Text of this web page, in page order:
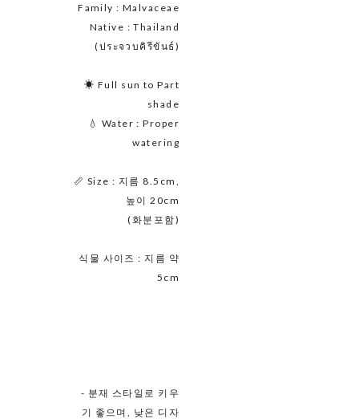
Family : Malvaceae
Native : Thailand
(ประจวบคิรีขันธ์)
☀ Full sun to Part
shade
💧 Water : Proper
watering
📏 Size : 지름 8.5cm,
높이 20cm
(화분포함)
식물 사이즈 : 지름 약
5cm
- 분재 스타일로 키우
기 좋으며, 낮은 디자